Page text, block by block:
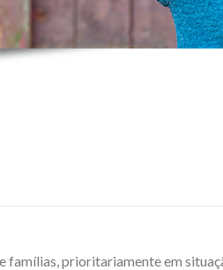
famílias, prioritariamente em